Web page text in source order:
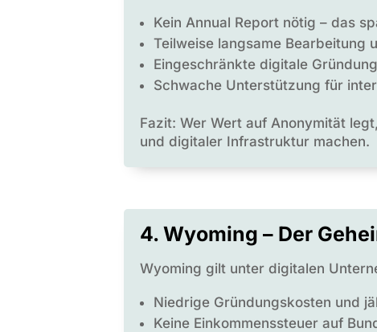
Kein Annual Report nötig – das
Teilweise langsame Bearbeitung
Eingeschränkte digitale
Schwache Unterstützung für
Fazit: Wer Wert auf Anonymität
und digitaler Infrastruktur machen.
4. Wyoming – Der
Wyoming gilt unter digitalen
Niedrige Gründungskosten und
Keine Einkommenssteuer auf